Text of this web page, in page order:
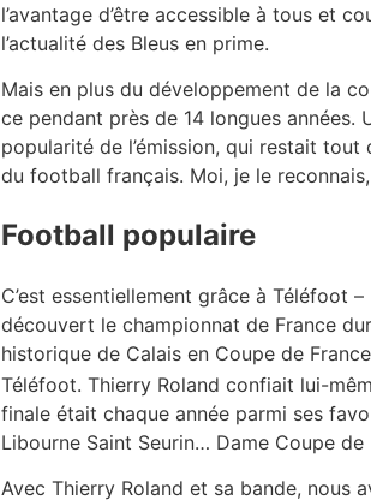
l’avantage d’être accessible à tous et
l’actualité des Bleus en prime.
Mais en plus du développement de la
ce pendant près de 14 longues
popularité de l’émission, qui restait
du football français. Moi, je le reconnais,
Football populaire
C’est essentiellement grâce à Téléfoot
découvert le championnat de France
historique de Calais en Coupe de
Téléfoot. Thierry Roland confiait lui-
finale était chaque année parmi ses
Libourne Saint Seurin… Dame Coupe
Avec Thierry Roland et sa bande, nous